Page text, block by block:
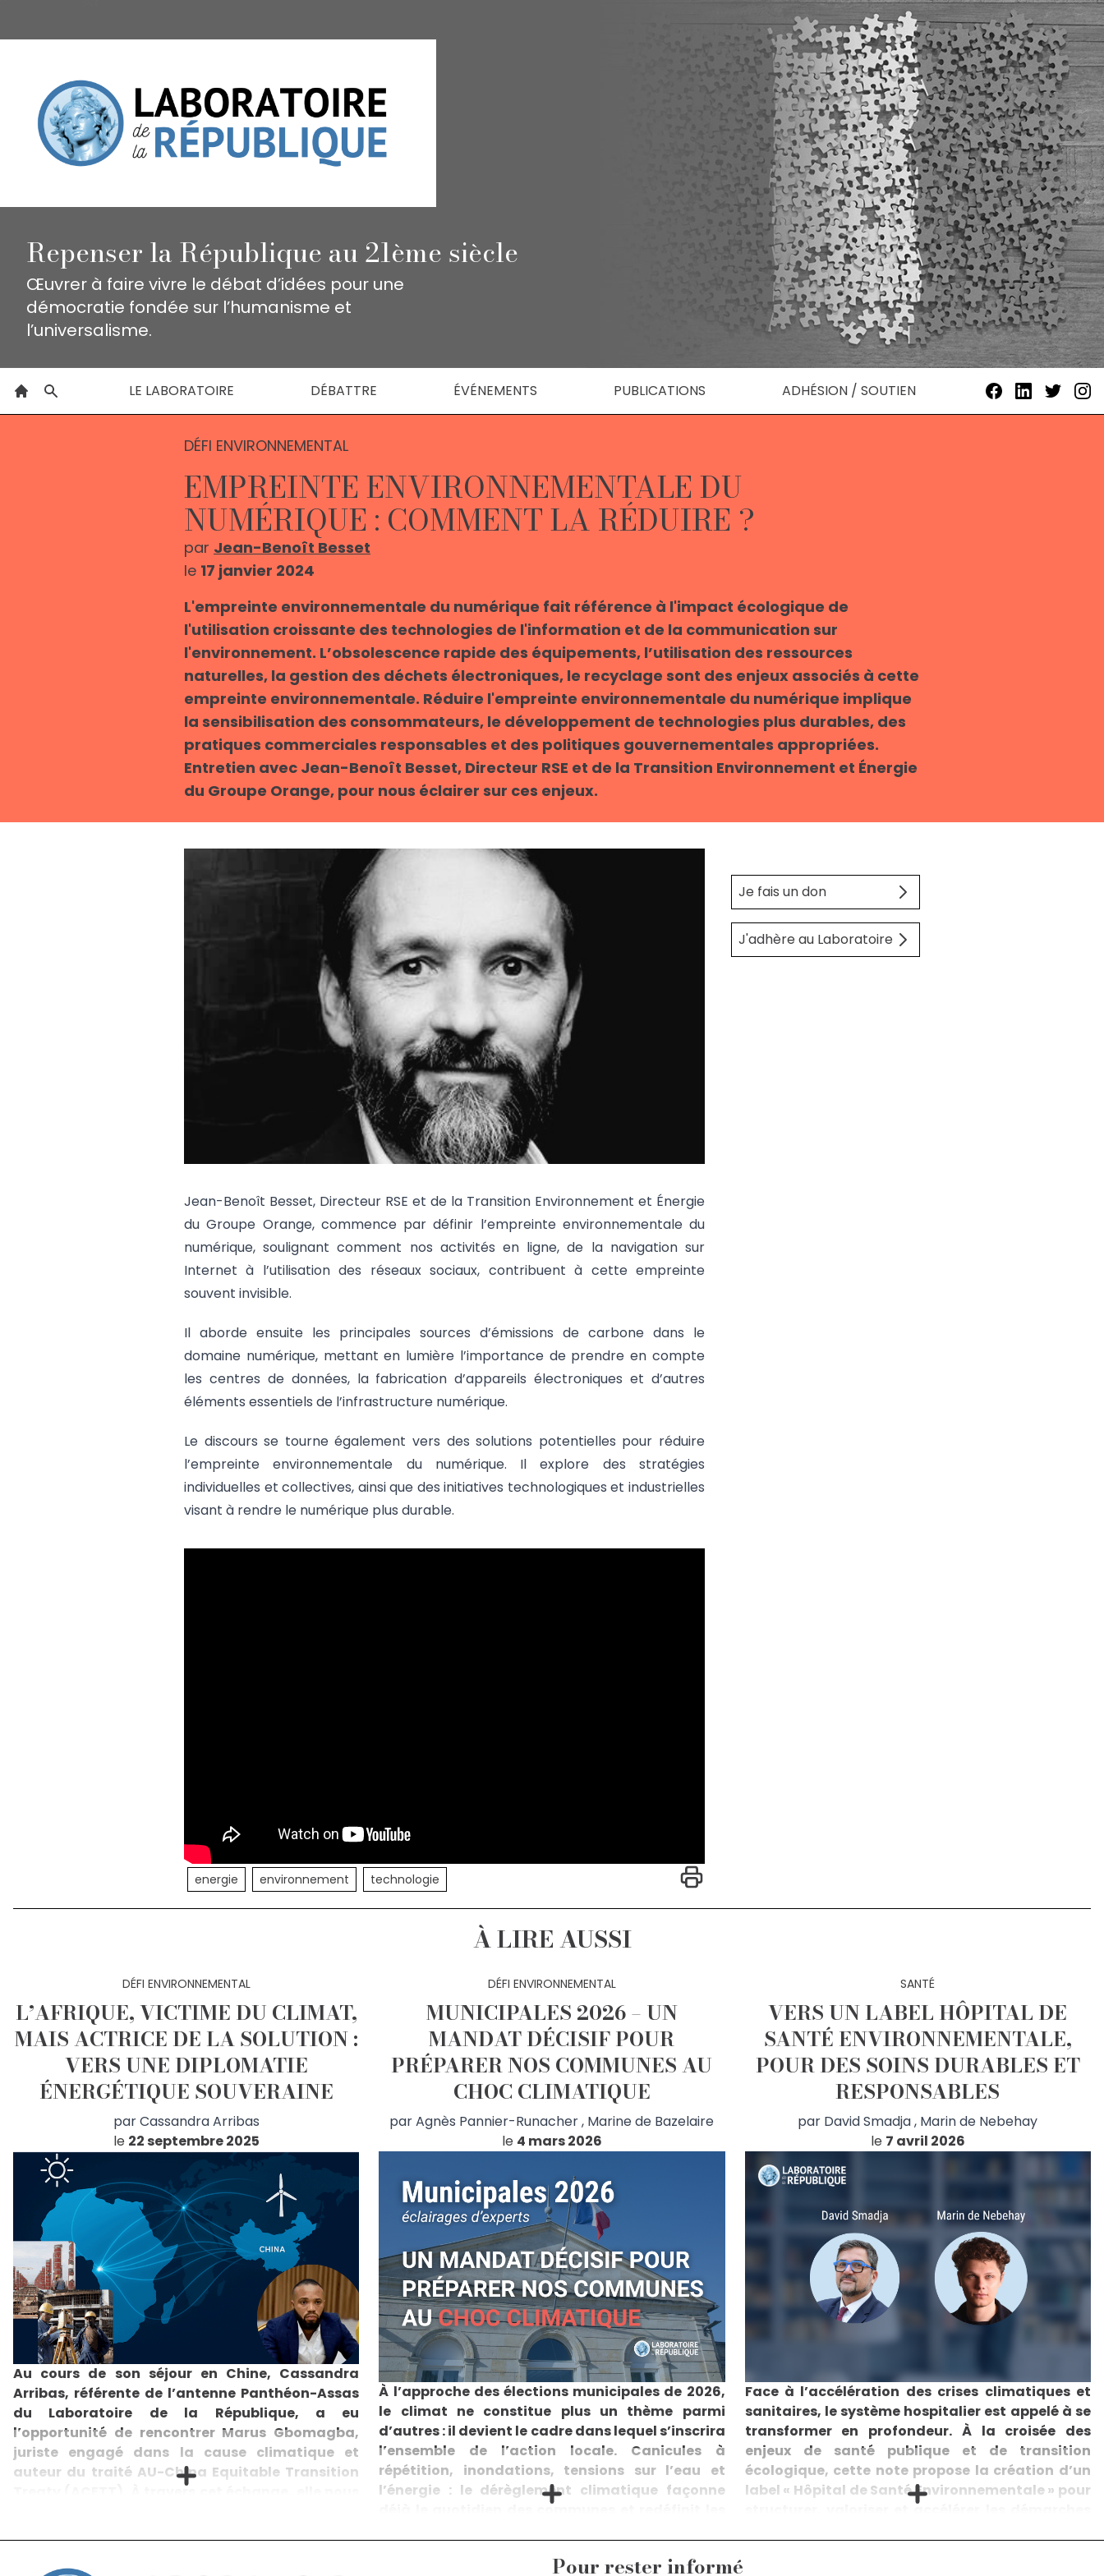
Repenser la République au 21ème siècle
Œuvrer à faire vivre le débat d’idées pour une
démocratie fondée sur l’humanisme et
l’universalisme.
LE LABORATOIRE DÉBATTRE ÉVÉNEMENTS PUBLICATIONS ADHÉSION / SOUTIEN
DÉFI ENVIRONNEMENTAL
EMPREINTE ENVIRONNEMENTALE DU
NUMÉRIQUE : COMMENT LA RÉDUIRE ?
par Jean-Benoît Besset
le 17 janvier 2024
L'empreinte environnementale du numérique fait référence à l'impact écologique de
l'utilisation croissante des technologies de l'information et de la communication sur
l'environnement. L’obsolescence rapide des équipements, l’utilisation des ressources
naturelles, la gestion des déchets électroniques, le recyclage sont des enjeux associés à cette
empreinte environnementale. Réduire l'empreinte environnementale du numérique implique
la sensibilisation des consommateurs, le développement de technologies plus durables, des
pratiques commerciales responsables et des politiques gouvernementales appropriées.
Entretien avec Jean-Benoît Besset, Directeur RSE et de la Transition Environnement et Énergie
du Groupe Orange, pour nous éclairer sur ces enjeux.
Jean-Benoît Besset, Directeur RSE et de la Transition Environnement et Énergie
du Groupe Orange, commence par définir l’empreinte environnementale du
numérique, soulignant comment nos activités en ligne, de la navigation sur
Internet à l’utilisation des réseaux sociaux, contribuent à cette empreinte
souvent invisible.
Il aborde ensuite les principales sources d’émissions de carbone dans le
domaine numérique, mettant en lumière l’importance de prendre en compte
les centres de données, la fabrication d’appareils électroniques et d’autres
éléments essentiels de l’infrastructure numérique.
Le discours se tourne également vers des solutions potentielles pour réduire
l’empreinte environnementale du numérique. Il explore des stratégies
individuelles et collectives, ainsi que des initiatives technologiques et industrielles
visant à rendre le numérique plus durable.
energie environnement technologie
Je fais un don
J'adhère au Laboratoire
À LIRE AUSSI
DÉFI ENVIRONNEMENTAL
L’AFRIQUE, VICTIME DU CLIMAT,
MAIS ACTRICE DE LA SOLUTION :
VERS UNE DIPLOMATIE
ÉNERGÉTIQUE SOUVERAINE
parCassandra Arribas
le 22 septembre 2025
Au cours de son séjour en Chine, Cassandra
Arribas, référente de l’antenne Panthéon-Assas
du Laboratoire de la République, a eu
l’opportunité de rencontrer Marus Gbomagba,
juriste engagé dans la cause climatique et
auteur du traité AU-China Equitable Transition
Treaty (ACETT). À travers cet échange, elle nous
et sur la manière dont le droit peut devenir un
DÉFI ENVIRONNEMENTAL
MUNICIPALES 2026 – UN
MANDAT DÉCISIF POUR
PRÉPARER NOS COMMUNES AU
CHOC CLIMATIQUE
parAgnès Pannier-Runacher, Marine de Bazelaire
le 4 mars 2026
À l’approche des élections municipales de 2026,
le climat ne constitue plus un thème parmi
d’autres : il devient le cadre dans lequel s’inscrira
l’ensemble de l’action locale. Canicules à
répétition, inondations, tensions sur l’eau et
l’énergie : le dérèglement climatique façonne
déjà le quotidien des communes et redéfinit les
municipales, Marine de Bazelaire et Agnès
SANTÉ
VERS UN LABEL HÔPITAL DE
SANTÉ ENVIRONNEMENTALE,
POUR DES SOINS DURABLES ET
RESPONSABLES
par David Smadja, Marin de Nebehay
le 7 avril 2026
Face à l’accélération des crises climatiques et
sanitaires, le système hospitalier est appelé à se
transformer en profondeur. À la croisée des
enjeux de santé publique et de transition
écologique, cette note propose la création d’un
label « Hôpital de Santé Environnementale » pour
structurer, valoriser et accélérer les démarches
Pour rester informé